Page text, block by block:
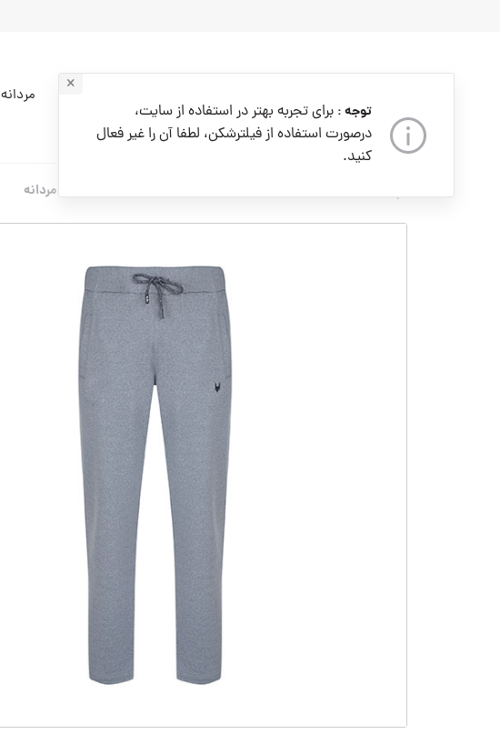
توجه : برای تجربه بهتر در استفاده از سایت،
درصورت استفاده از فیلترشکن، لطفا آن را غیر فعال
کنید.
مردانه
شلوار ورزشی مردانه